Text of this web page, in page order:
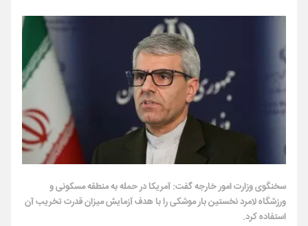
سخنگوی وزارت امور خارجه گفت: آمریکا در حمله به منطقه مسکونی و
ورزشگاه لامرد نخستین بار موشکی را با هدف آزمایش میزان قدرت تخریب آن
استفاده کرد.